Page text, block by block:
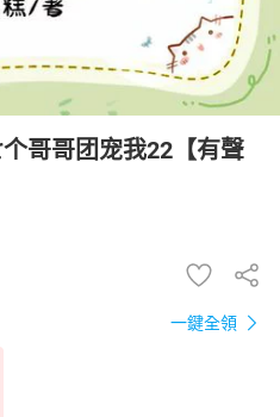
哥哥团宠我22【有聲
一鍵全領